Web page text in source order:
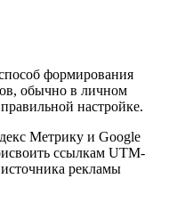
формирования
обычно в личном
настройке.
Метрику и Google
ссылкам UTM-
рекламы